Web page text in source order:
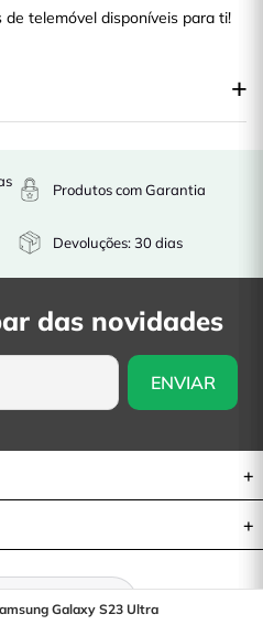
Galaxy S23 Ultra
telemóvel disponíveis para ti!
Produtos com Garantia
Devoluções: 30 dias
das novidades
se do contrato